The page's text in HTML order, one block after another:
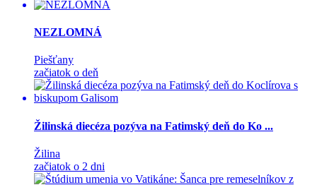
NEZLOMNÁ
Piešťany
začiatok o deň
Žilinská diecéza pozýva na Fatimský deň do Ko ...
Žilina
začiatok o 2 dni